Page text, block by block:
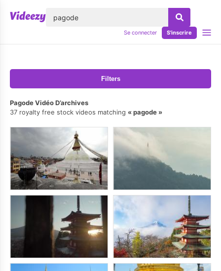
Se connecter S'inscrire
Filters
Pagode Vidéo D’archives
37 royalty free stock videos matching
pagode